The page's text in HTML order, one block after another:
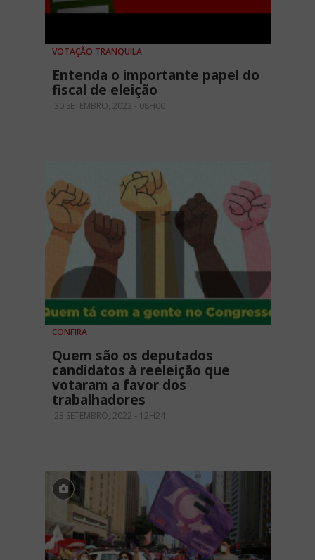
VOTAÇÃO TRANQUILA
Entenda o importante papel do
fiscal de eleição
30 SETEMBRO, 2022 - 08H00
CONFIRA
Quem são os deputados
candidatos à reeleição que
votaram a favor dos
trabalhadores
23 SETEMBRO, 2022 - 12H24